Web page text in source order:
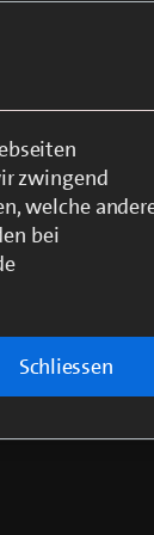
zwingend
welche
bei
Schliessen